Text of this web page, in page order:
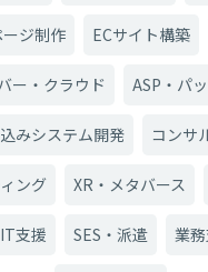
ジ制作 ECサイト構築
ー・クラウド ASP・パ
みシステム開発 コンサ
ング XR・メタバース
支援 SES・派遣 業